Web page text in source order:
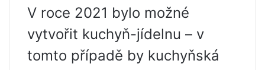
V roce 2021 bylo možné
vytvořit kuchyň-jídelnu – v
tomto případě by kuchyňská